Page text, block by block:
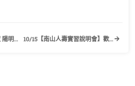
賀！ 應屆畢業生陳昕 錄取 陽明交通大學英語教學研究所 10/15【南山人壽實習說明會】歡迎有興趣的同學踴躍報名參加！